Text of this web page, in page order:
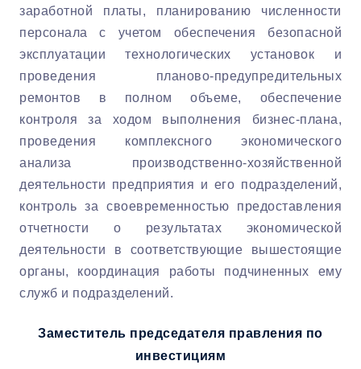
заработной платы, планированию численности
персонала с учетом обеспечения безопасной
эксплуатации технологических установок и
проведения планово-предупредительных
ремонтов в полном объеме, обеспечение
контроля за ходом выполнения бизнес-плана,
проведения комплексного экономического
анализа производственно-хозяйственной
деятельности предприятия и его подразделений,
контроль за своевременностью предоставления
отчетности о результатах экономической
деятельности в соответствующие вышестоящие
органы, координация работы подчиненных ему
служб и подразделений.
Заместитель председателя правления по
инвестициям